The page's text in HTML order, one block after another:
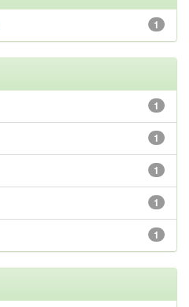
1
1
1
1
1
1